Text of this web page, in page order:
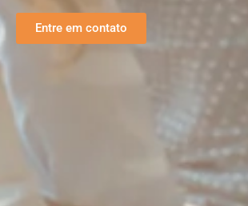
Entre em contato